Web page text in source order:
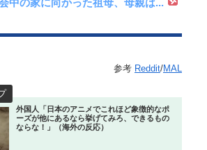
参考 Reddit/MAL
外国人「日本のアニメでこれほど象徴的なポ
ーズが他にあるなら挙げてみろ、できるもの
ならな！」（海外の反応）